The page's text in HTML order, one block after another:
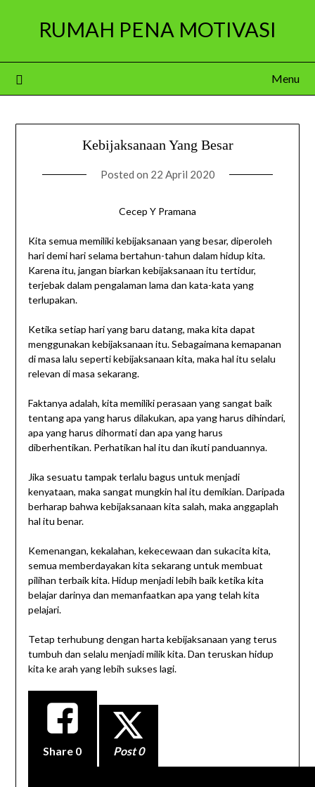
RUMAH PENA MOTIVASI
Menu
Kebijaksanaan Yang Besar
Posted on 22 April 2020
Cecep Y Pramana
Kita semua memiliki kebijaksanaan yang besar, diperoleh
hari demi hari selama bertahun-tahun dalam hidup kita.
Karena itu, jangan biarkan kebijaksanaan itu tertidur,
terjebak dalam pengalaman lama dan kata-kata yang
terlupakan.
Ketika setiap hari yang baru datang, maka kita dapat
menggunakan kebijaksanaan itu. Sebagaimana kemapanan
di masa lalu seperti kebijaksanaan kita, maka hal itu selalu
relevan di masa sekarang.
Faktanya adalah, kita memiliki perasaan yang sangat baik
tentang apa yang harus dilakukan, apa yang harus dihindari,
apa yang harus dihormati dan apa yang harus
diberhentikan. Perhatikan hal itu dan ikuti panduannya.
Jika sesuatu tampak terlalu bagus untuk menjadi
kenyataan, maka sangat mungkin hal itu demikian. Daripada
berharap bahwa kebijaksanaan kita salah, maka anggaplah
hal itu benar.
Kemenangan, kekalahan, kekecewaan dan sukacita kita,
semua memberdayakan kita sekarang untuk membuat
pilihan terbaik kita. Hidup menjadi lebih baik ketika kita
belajar darinya dan memanfaatkan apa yang telah kita
pelajari.
Tetap terhubung dengan harta kebijaksanaan yang terus
tumbuh dan selalu menjadi milik kita. Dan teruskan hidup
kita ke arah yang lebih sukses lagi.
Share 0 Post 0